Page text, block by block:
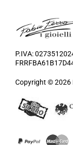
P.IVA:
Copyright © 2026